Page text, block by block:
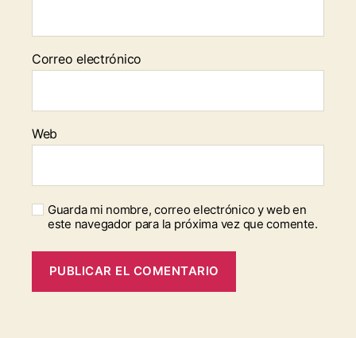
Correo electrónico
Web
Guarda mi nombre, correo electrónico y web en
este navegador para la próxima vez que comente.